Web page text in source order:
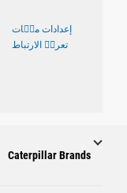
إعدادات ملٝات
تعريٝ الارتباط
Caterpillar Brands